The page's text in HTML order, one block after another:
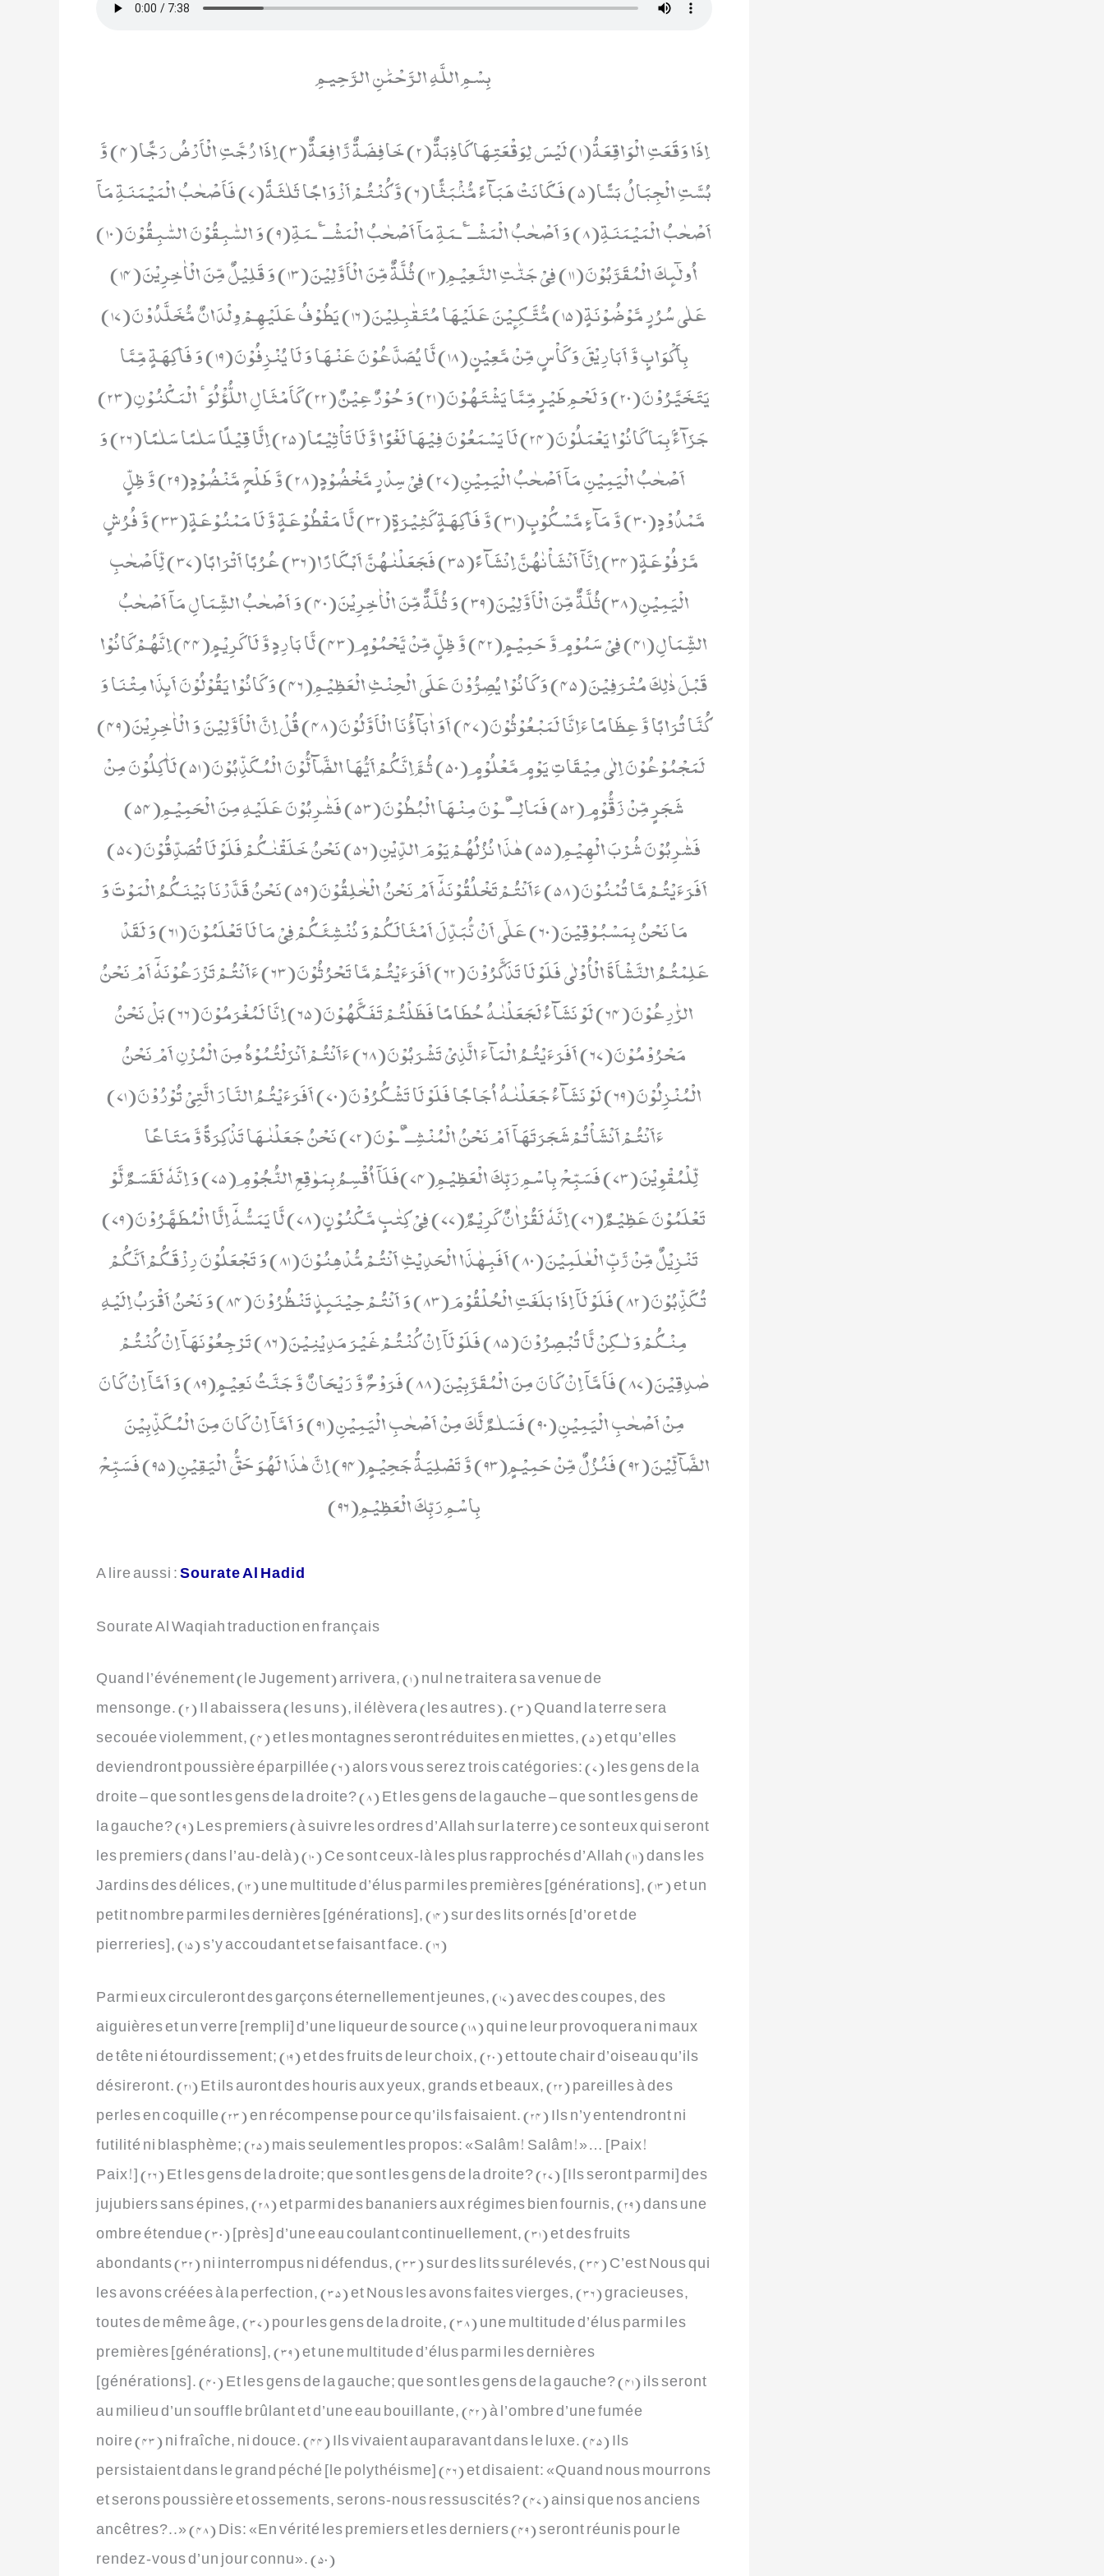
بِسْمِ اللَّهِ الرَّحْمَٰنِ الرَّحِيمِ
اِذَا وَقَعَتِ الْوَاقِعَةُ(1) لَیْسَ لِوَقْعَتِهَا كَاذِبَةٌ(2) خَافِضَةٌ رَّافِعَةٌ(3) اِذَا رُجَّتِ الْاَرْضُ رَجًّا(4) وَّ
بُسَّتِ الْجِبَالُ بَسًّا(5) فَكَانَتْ هَبَآءً مُّنْۢبَثًّا(6) وَّ كُنْتُمْ اَزْوَاجًا ثَلٰثَةً(7) فَاَصْحٰبُ الْمَیْمَنَةِ مَاۤ
اَصْحٰبُ الْمَیْمَنَةِ(8) وَ اَصْحٰبُ الْمَشْــٴَـمَةِ مَاۤ اَصْحٰبُ الْمَشْــٴَـمَةِ(9) وَ السّٰبِقُوْنَ السّٰبِقُوْنَ(10)
اُولٰٓىٕكَ الْمُقَرَّبُوْنَ(11) فِیْ جَنّٰتِ النَّعِیْمِ(12) ثُلَّةٌ مِّنَ الْاَوَّلِیْنَ(13) وَ قَلِیْلٌ مِّنَ الْاٰخِرِیْنَ(14)
عَلٰى سُرُرٍ مَّوْضُوْنَةٍ(15) مُّتَّكِـٕیْنَ عَلَیْهَا مُتَقٰبِلِیْنَ(16) یَطُوْفُ عَلَیْهِمْ وِلْدَانٌ مُّخَلَّدُوْنَ(17)
بِاَكْوَابٍ وَّ اَبَارِیْقَ وَ كَاْسٍ مِّنْ مَّعِیْنٍ(18) لَّا یُصَدَّعُوْنَ عَنْهَا وَ لَا یُنْزِفُوْنَ(19) وَ فَاكِهَةٍ مِّمَّا
یَتَخَیَّرُوْنَ(20) وَ لَحْمِ طَیْرٍ مِّمَّا یَشْتَهُوْنَ(21) وَ حُوْرٌ عِیْنٌ(22) كَاَمْثَالِ اللُّؤْلُوَٴ الْمَكْنُوْنِ(23)
جَزَآءًۢ بِمَا كَانُوْا یَعْمَلُوْنَ(24) لَا یَسْمَعُوْنَ فِیْهَا لَغْوًا وَّ لَا تَاْثِیْمًا(25) اِلَّا قِیْلًا سَلٰمًا سَلٰمًا(26) وَ
اَصْحٰبُ الْیَمِیْنِ مَاۤ اَصْحٰبُ الْیَمِیْنِ(27) فِیْ سِدْرٍ مَّخْضُوْدٍ(28) وَّ طَلْحٍ مَّنْضُوْدٍ(29) وَّ ظِلٍّ
مَّمْدُوْدٍ(30) وَّ مَآءٍ مَّسْكُوْبٍ(31) وَّ فَاكِهَةٍ كَثِیْرَةٍ(32) لَّا مَقْطُوْعَةٍ وَّ لَا مَمْنُوْعَةٍ(33) وَّ فُرُشٍ
مَّرْفُوْعَةٍ(34) اِنَّاۤ اَنْشَاْنٰهُنَّ اِنْشَآءً(35) فَجَعَلْنٰهُنَّ اَبْكَارًا(36) عُرُبًا اَتْرَابًا(37) لِّاَصْحٰبِ
الْیَمِیْنِ(38)ثُلَّةٌ مِّنَ الْاَوَّلِیْنَ(39) وَ ثُلَّةٌ مِّنَ الْاٰخِرِیْنَ(40) وَ اَصْحٰبُ الشِّمَالِ مَاۤ اَصْحٰبُ
الشِّمَالِ(41) فِیْ سَمُوْمٍ وَّ حَمِیْمٍ(42) وَّ ظِلٍّ مِّنْ یَّحْمُوْمٍ(43) لَّا بَارِدٍ وَّ لَا كَرِیْمٍ(44) اِنَّهُمْ كَانُوْا
قَبْلَ ذٰلِكَ مُتْرَفِیْنَ(45) وَ كَانُوْا یُصِرُّوْنَ عَلَى الْحِنْثِ الْعَظِیْمِ(46) وَ كَانُوْا یَقُوْلُوْنَ اَىٕذَا مِتْنَا وَ
كُنَّا تُرَابًا وَّ عِظَامًا ءَاِنَّا لَمَبْعُوْثُوْنَ(47) اَوَ اٰبَآؤُنَا الْاَوَّلُوْنَ(48) قُلْ اِنَّ الْاَوَّلِیْنَ وَ الْاٰخِرِیْنَ(49)
لَمَجْمُوْعُوْنَ اِلٰى مِیْقَاتِ یَوْمٍ مَّعْلُوْمٍ(50) ثُمَّ اِنَّكُمْ اَیُّهَا الضَّآلُّوْنَ الْمُكَذِّبُوْنَ(51) لَاٰكِلُوْنَ مِنْ
شَجَرٍ مِّنْ زَقُّوْمٍ(52) فَمَالِــٴُـوْنَ مِنْهَا الْبُطُوْنَ(53) فَشٰرِبُوْنَ عَلَیْهِ مِنَ الْحَمِیْمِ(54)
فَشٰرِبُوْنَ شُرْبَ الْهِیْمِ(55) هٰذَا نُزُلُهُمْ یَوْمَ الدِّیْنِ(56) نَحْنُ خَلَقْنٰكُمْ فَلَوْ لَا تُصَدِّقُوْنَ(57)
اَفَرَءَیْتُمْ مَّا تُمْنُوْنَ(58) ءَاَنْتُمْ تَخْلُقُوْنَهٗۤ اَمْ نَحْنُ الْخٰلِقُوْنَ(59) نَحْنُ قَدَّرْنَا بَیْنَكُمُ الْمَوْتَ وَ
مَا نَحْنُ بِمَسْبُوْقِیْنَ(60) عَلٰۤى اَنْ نُّبَدِّلَ اَمْثَالَكُمْ وَ نُنْشِئَكُمْ فِیْ مَا لَا تَعْلَمُوْنَ(61) وَ لَقَدْ
عَلِمْتُمُ النَّشْاَةَ الْاُوْلٰى فَلَوْ لَا تَذَكَّرُوْنَ(62) اَفَرَءَیْتُمْ مَّا تَحْرُثُوْنَ(63) ءَاَنْتُمْ تَزْرَعُوْنَهٗۤ اَمْ نَحْنُ
الزّٰرِعُوْنَ(64) لَوْ نَشَآءُ لَجَعَلْنٰهُ حُطَامًا فَظَلْتُمْ تَفَكَّهُوْنَ(65) اِنَّا لَمُغْرَمُوْنَ(66) بَلْ نَحْنُ
مَحْرُوْمُوْنَ(67) اَفَرَءَیْتُمُ الْمَآءَ الَّذِیْ تَشْرَبُوْنَ(68) ءَاَنْتُمْ اَنْزَلْتُمُوْهُ مِنَ الْمُزْنِ اَمْ نَحْنُ
الْمُنْزِلُوْنَ(69) لَوْ نَشَآءُ جَعَلْنٰهُ اُجَاجًا فَلَوْ لَا تَشْكُرُوْنَ(70) اَفَرَءَیْتُمُ النَّارَ الَّتِیْ تُوْرُوْنَ(71)
ءَاَنْتُمْ اَنْشَاْتُمْ شَجَرَتَهَاۤ اَمْ نَحْنُ الْمُنْشِــٴُـوْنَ(72) نَحْنُ جَعَلْنٰهَا تَذْكِرَةً وَّ مَتَاعًا
لِّلْمُقْوِیْنَ(73) فَسَبِّحْ بِاسْمِ رَبِّكَ الْعَظِیْمِ(74)فَلَاۤ اُقْسِمُ بِمَوٰقِعِ النُّجُوْمِ(75) وَ اِنَّهٗ لَقَسَمٌ لَّوْ
تَعْلَمُوْنَ عَظِیْمٌ(76) اِنَّهٗ لَقُرْاٰنٌ كَرِیْمٌ(77) فِیْ كِتٰبٍ مَّكْنُوْنٍ(78) لَّا یَمَسُّهٗۤ اِلَّا الْمُطَهَّرُوْنَ(79)
تَنْزِیْلٌ مِّنْ رَّبِّ الْعٰلَمِیْنَ(80) اَفَبِهٰذَا الْحَدِیْثِ اَنْتُمْ مُّدْهِنُوْنَ(81) وَ تَجْعَلُوْنَ رِزْقَكُمْ اَنَّكُمْ
تُكَذِّبُوْنَ(82) فَلَوْ لَاۤ اِذَا بَلَغَتِ الْحُلْقُوْمَ(83) وَ اَنْتُمْ حِیْنَىٕذٍ تَنْظُرُوْنَ(84) وَ نَحْنُ اَقْرَبُ اِلَیْهِ
مِنْكُمْ وَ لٰـكِنْ لَّا تُبْصِرُوْنَ(85) فَلَوْ لَاۤ اِنْ كُنْتُمْ غَیْرَ مَدِیْنِیْنَ(86) تَرْجِعُوْنَهَاۤ اِنْ كُنْتُمْ
صٰدِقِیْنَ(87) فَاَمَّاۤ اِنْ كَانَ مِنَ الْمُقَرَّبِیْنَ(88) فَرَوْحٌ وَّ رَیْحَانٌ وَّ جَنَّتُ نَعِیْمٍ(89) وَ اَمَّاۤ اِنْ كَانَ
مِنْ اَصْحٰبِ الْیَمِیْنِ(90) فَسَلٰمٌ لَّكَ مِنْ اَصْحٰبِ الْیَمِیْنِ(91) وَ اَمَّاۤ اِنْ كَانَ مِنَ الْمُكَذِّبِیْنَ
الضَّآلِّیْنَ(92) فَنُزُلٌ مِّنْ حَمِیْمٍ(93) وَّ تَصْلِیَةُ جَحِیْمٍ(94) اِنَّ هٰذَا لَهُوَ حَقُّ الْیَقِیْنِ(95) فَسَبِّحْ
بِاسْمِ رَبِّكَ الْعَظِیْمِ(96)
A lire aussi :Sourate Al Hadid
Sourate Al Waqiah traduction en français
Quand l’événement (le Jugement) arrivera, (1) nul ne traitera sa venue de
mensonge. (2) Il abaissera (les uns), il élèvera (les autres). (3) Quand la terre sera
secouée violemment, (4) et les montagnes seront réduites en miettes, (5) et qu’elles
deviendront poussière éparpillée (6) alors vous serez trois catégories: (7) les gens de la
droite – que sont les gens de la droite? (8) Et les gens de la gauche – que sont les gens de
la gauche? (9) Les premiers (à suivre les ordres d’Allah sur la terre) ce sont eux qui seront
les premiers (dans l’au-delà) (10) Ce sont ceux-là les plus rapprochés d’Allah (11) dans les
Jardins des délices, (12) une multitude d’élus parmi les premières [générations], (13) et un
petit nombre parmi les dernières [générations], (14) sur des lits ornés [d’or et de
pierreries], (15) s’y accoudant et se faisant face. (16)
Parmi eux circuleront des garçons éternellement jeunes, (17) avec des coupes, des
aiguières et un verre [rempli] d’une liqueur de source (18) qui ne leur provoquera ni maux
de tête ni étourdissement; (19) et des fruits de leur choix, (20) et toute chair d’oiseau qu’ils
désireront. (21) Et ils auront des houris aux yeux, grands et beaux, (22) pareilles à des
perles en coquille (23) en récompense pour ce qu’ils faisaient. (24) Ils n’y entendront ni
futilité ni blasphème; (25) mais seulement les propos: «Salâm! Salâm!»… [Paix!
Paix!] (26) Et les gens de la droite; que sont les gens de la droite? (27) [Ils seront parmi] des
jujubiers sans épines, (28) et parmi des bananiers aux régimes bien fournis, (29) dans une
ombre étendue (30) [près] d’une eau coulant continuellement, (31) et des fruits
abondants (32) ni interrompus ni défendus, (33) sur des lits surélevés, (34) C’est Nous qui
les avons créées à la perfection, (35) et Nous les avons faites vierges, (36) gracieuses,
toutes de même âge, (37) pour les gens de la droite, (38) une multitude d’élus parmi les
premières [générations], (39) et une multitude d’élus parmi les dernières
[générations]. (40) Et les gens de la gauche; que sont les gens de la gauche? (41) ils seront
au milieu d’un souffle brûlant et d’une eau bouillante, (42) à l’ombre d’une fumée
noire (43) ni fraîche, ni douce. (44) Ils vivaient auparavant dans le luxe. (45) Ils
persistaient dans le grand péché [le polythéisme] (46) et disaient: «Quand nous mourrons
et serons poussière et ossements, serons-nous ressuscités? (47) ainsi que nos anciens
ancêtres?..» (48) Dis: «En vérité les premiers et les derniers (49) seront réunis pour le
rendez-vous d’un jour connu». (50)